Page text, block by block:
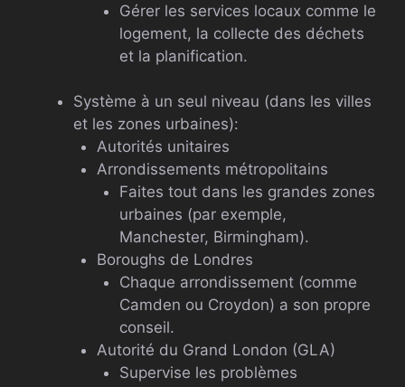
Gérer les services locaux comme le
logement, la collecte des déchets
et la planification.
Système à un seul niveau (dans les villes
et les zones urbaines):
Autorités unitaires
Arrondissements métropolitains
Faites tout dans les grandes zones
urbaines (par exemple,
Manchester, Birmingham).
Boroughs de Londres
Chaque arrondissement (comme
Camden ou Croydon) a son propre
conseil.
Autorité du Grand London (GLA)
Supervise les problèmes